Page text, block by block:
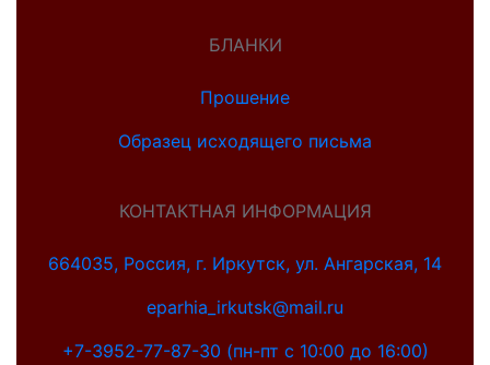
БЛАНКИ
Прошение
Образец исходящего письма
КОНТАКТНАЯ ИНФОРМАЦИЯ
664035, Россия, г. Иркутск, ул. Ангарская, 14
eparhia_irkutsk@mail.ru
+7-3952-77-87-30 (пн-пт с 10:00 до 16:00)